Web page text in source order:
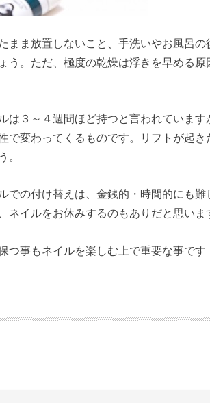
まま放置しないこと、手洗いやお風呂
う。ただ、極度の乾燥は浮きを早める
は３～４週間ほど持つと言われていま
で変わってくるものです。リフトが起
。
での付け替えは、金銭的・時間的にも難
ネイルをお休みするのもありだと思いま
つ事もネイルを楽しむ上で重要な事です